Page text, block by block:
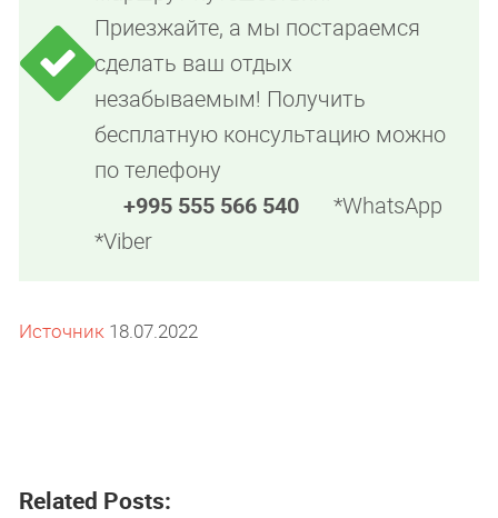
Приезжайте, а мы постараемся
сделать ваш отдых
незабываемым! Получить
бесплатную консультацию можно
по телефону
+995 555 566 540
*WhatsApp
*Viber
Источник 18.07.2022
Related Posts: